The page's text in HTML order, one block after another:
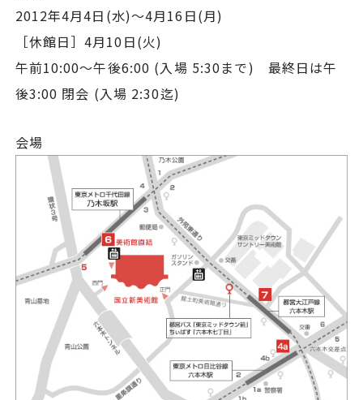
2012年4月4日(水)～4月16日(月)
［休館日］4月10日(火)
午前10:00～午後6:00 (入場 5:30まで) 最終日は午
後3:00 閉会 (入場 2:30迄)
会場